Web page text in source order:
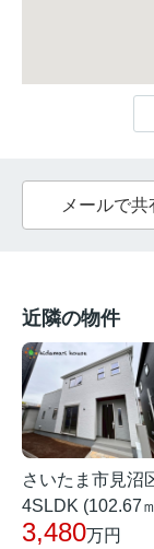
メールで共
近隣の物件
さいたま市見沼
4SLDK (102.67
3,480万円